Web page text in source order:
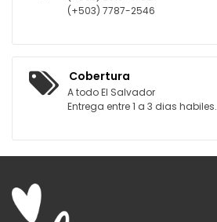
(+503) 7787-2546
Cobertura
A todo El Salvador
Entrega entre 1 a 3 dias habiles.